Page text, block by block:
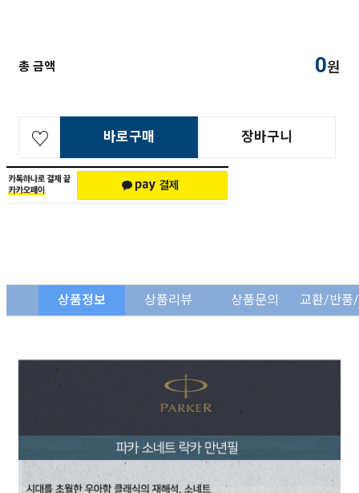
총 금액 0원
바로구매 장바구니
상품정보 상품리뷰 상품문의 교환/반품